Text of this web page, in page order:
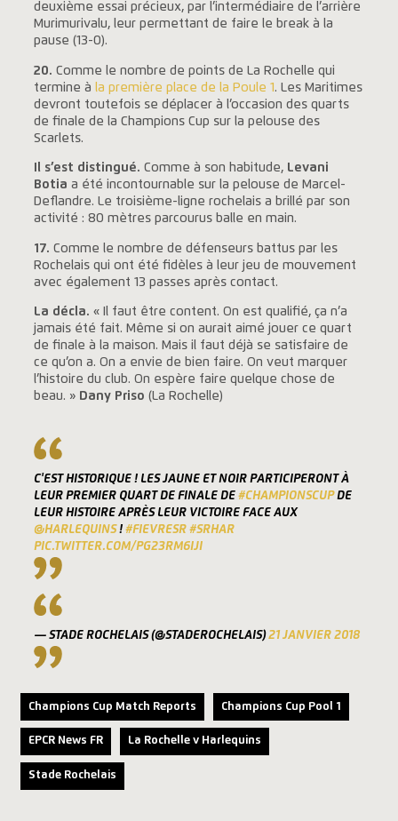
deuxième essai précieux, par l’intermédiaire de l’arrière
Murimurivalu, leur permettant de faire le break à la
pause (13-0).
20. Comme le nombre de points de La Rochelle qui
termine à la première place de la Poule 1 . Les Maritimes
devront toutefois se déplacer à l’occasion des quarts
de finale de la Champions Cup sur la pelouse des
Scarlets.
Il s’est distingué. Comme à son habitude, Levani
Botia a été incontournable sur la pelouse de Marcel-
Deflandre. Le troisième-ligne rochelais a brillé par son
activité : 80 mètres parcourus balle en main.
17. Comme le nombre de défenseurs battus par les
Rochelais qui ont été fidèles à leur jeu de mouvement
avec également 13 passes après contact.
La décla. « Il faut être content. On est qualifié, ça n’a
jamais été fait. Même si on aurait aimé jouer ce quart
de finale à la maison. Mais il faut déjà se satisfaire de
ce qu’on a. On a envie de bien faire. On veut marquer
l’histoire du club. On espère faire quelque chose de
beau. » Dany Priso (La Rochelle)
C'EST HISTORIQUE ! LES JAUNE ET NOIR PARTICIPERONT À
LEUR PREMIER QUART DE FINALE DE #CHAMPIONSCUPDE
LEUR HISTOIRE APRÈS LEUR VICTOIRE FACE AUX
@HARLEQUINS! #FIEVRESR #SRHAR
PIC.TWITTER.COM/PG23RM6IJI
— STADE ROCHELAIS (@STADEROCHELAIS)21 JANVIER 2018
Champions Cup Match Reports Champions Cup Pool 1
EPCR News FR La Rochelle v Harlequins
Stade Rochelais